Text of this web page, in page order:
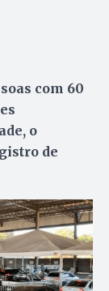
com 60
o
de